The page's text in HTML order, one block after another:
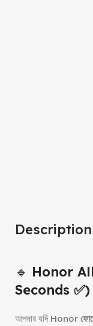
Description
🔹 Honor
Seconds ✅)
আপনার যদি Honor